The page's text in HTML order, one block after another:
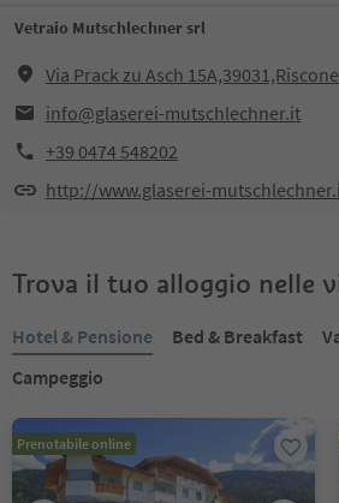
Vetraio Mutschlechner srl
Via Prack zu Asch 15A,39031,Riscone
info@glaserei-mutschlechner.it
+39 0474 548202
http://www.glaserei-
Trova il tuo alloggio nelle
Hotel & Pensione Bed & Breakfast
Campeggio
Prenotabile online